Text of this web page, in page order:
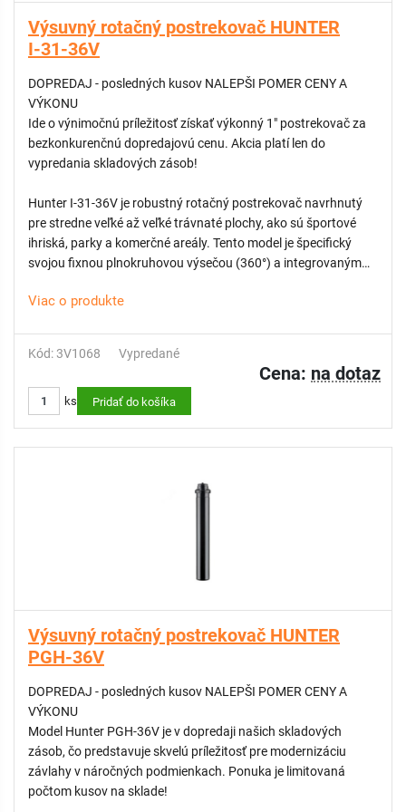
presnosť v stredových sekciách zavlažovanej plochy bez
potreby nastavovania uhla.
- Vynikajúca distribúcia vody: Tryska zaisťuje rovnomerné
pokrytie a veľké kvapky vody, ktoré sú odolné voči odfúknutiu
Výsuvný rotačný postrekovač HUNTER
I-31-36V
DOPREDAJ - posledných kusov NALEPŠI POMER CENY A
VÝKONU
Ide o výnimočnú príležitosť získať výkonný 1" postrekovač za
bezkonkurenčnú dopredajovú cenu. Akcia platí len do
vypredania skladových zásob!
Hunter I-31-36V je robustný rotačný postrekovač navrhnutý
pre stredne veľké až veľké trávnaté plochy, ako sú športové
ihriská, parky a komerčné areály. Tento model je špecifický
svojou fixnou plnokruhovou výsečou (360°) a integrovaným
prevýšenia 3 metre, čím zabraňuje vytekaniu vody z najnižších
výkon aj v náročnejších podmienkach, pričom ponúka vysokú
odolnosť voči opotrebovaniu a precíznu distribúciu vody na
veľké vzdialenosti.
- Vysoký výkon a dostrek: S polomerom až 21,9 metra je
ideálny na efektívne pokrytie rozľahlých plôch s minimálnym
chráni terén pred zamokrením.
mechanizmu.
- Odolná konštrukcia: Navrhnutý tak, aby odolal náročnému
Viac o produkte
Kód: 3V1068 Vypredané
Cena: na dotaz
ks Pridať do košíka
Výsuvný rotačný postrekovač HUNTER
PGH-36V
DOPREDAJ - posledných kusov NALEPŠI POMER CENY A
VÝKONU
Model Hunter PGH-36V je v dopredaji našich skladových
zásob, čo predstavuje skvelú príležitosť pre modernizáciu
závlahy v náročných podmienkach. Ponuka je limitovaná
počtom kusov na sklade!